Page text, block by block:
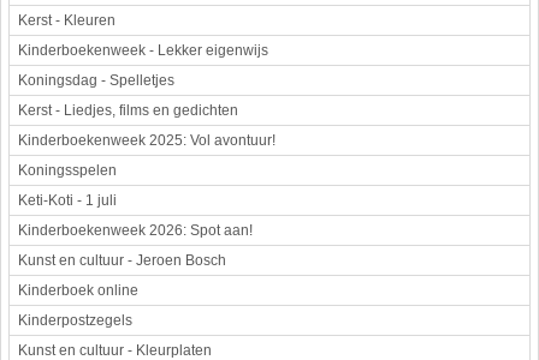
Kerst - Kleuren
Kinderboekenweek - Lekker eigenwijs
Koningsdag - Spelletjes
Kerst - Liedjes, films en gedichten
Kinderboekenweek 2025: Vol avontuur!
Koningsspelen
Keti-Koti - 1 juli
Kinderboekenweek 2026: Spot aan!
Kunst en cultuur - Jeroen Bosch
Kinderboek online
Kinderpostzegels
Kunst en cultuur - Kleurplaten